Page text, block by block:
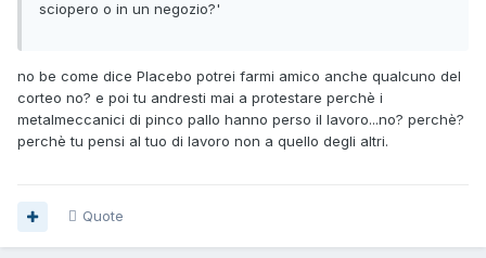
sciopero o in un negozio?'
no be come dice Placebo potrei farmi amico anche qualcuno del
corteo no? e poi tu andresti mai a protestare perchè i
metalmeccanici di pinco pallo hanno perso il lavoro...no? perchè?
perchè tu pensi al tuo di lavoro non a quello degli altri.
Quote